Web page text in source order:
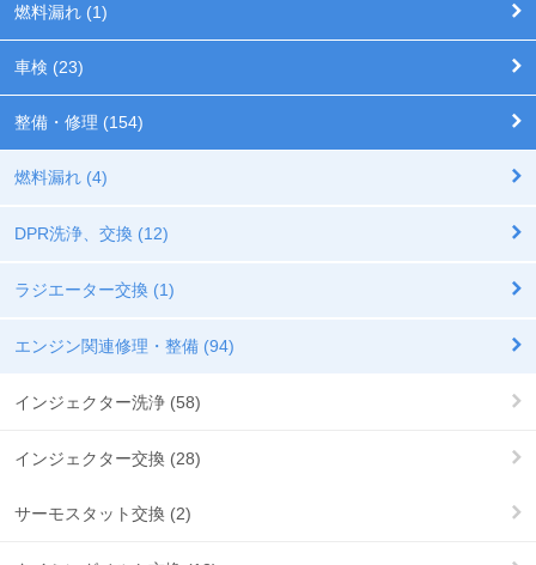
燃料漏れ (1)
車検 (23)
整備・修理 (154)
燃料漏れ (4)
DPR洗浄、交換 (12)
ラジエーター交換 (1)
エンジン関連修理・整備 (94)
インジェクター洗浄 (58)
インジェクター交換 (28)
サーモスタット交換 (2)